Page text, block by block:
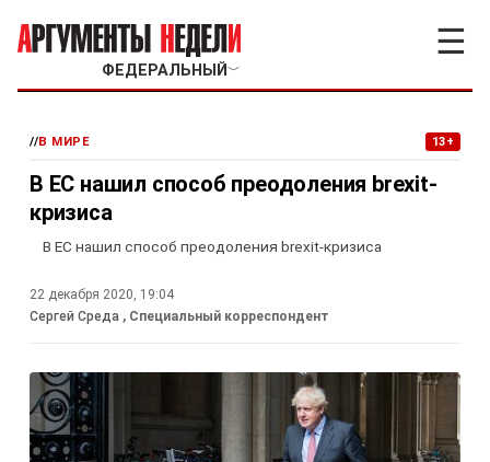
ФЕДЕРАЛЬНЫЙ ﹀
☰
//В МИРЕ 13+
В ЕС нашил способ преодоления brexit-
кризиса
В ЕС нашил способ преодоления brexit-кризиса
22 декабря 2020, 19:04
Сергей Среда , Специальный корреспондент